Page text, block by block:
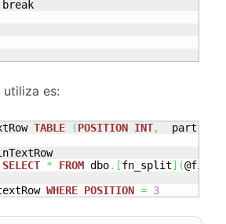
utiliza es:
TABLE (POSITION INT,
part
SELECT * FROM dbo. [fn_split] (
WHERE POSITION = 3